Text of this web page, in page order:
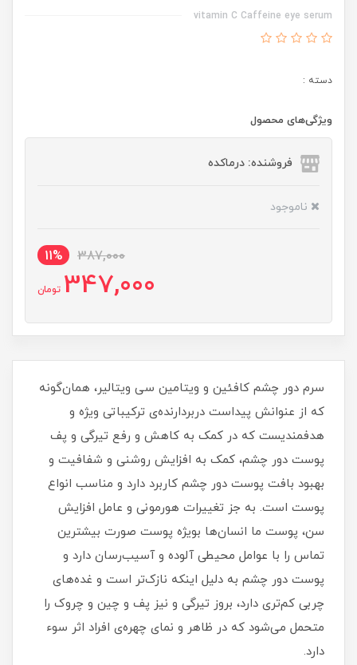
vitamin C Caffeine eye serum
دسته :
ویژگی‌های محصول
فروشنده: درماکده
ناموجود
387,000
11%
347,000 تومان
سرم دور چشم کافئین و ویتامین‌ سی ویتالیر، همان‌گونه
که از عنوانش پیداست دربردارنده‌ی ترکیباتی ویژه و
هدفمندیست که در کمک به کاهش و رفع تیرگی و پف
پوست دور چشم، کمک به افزایش روشنی و شفافیت و
بهبود بافت پوست دور چشم کاربرد دارد و مناسب انواع
پوست است. به جز تغییرات هورمونی و عامل افزایش
سن، پوست ما انسان‌ها بویژه پوست صورت بیشترین
تماس را با عوامل محیطی آلوده و آسیب‌رسان دارد و
پوست دور چشم به دلیل اینکه نازک‌تر است و غده‌های
چربی کم‌تری دارد، بروز تیرگی و نیز پف و چین و چروک را
متحمل می‌شود که در ظاهر و نمای چهره‌ی افراد اثر سوء
دارد.